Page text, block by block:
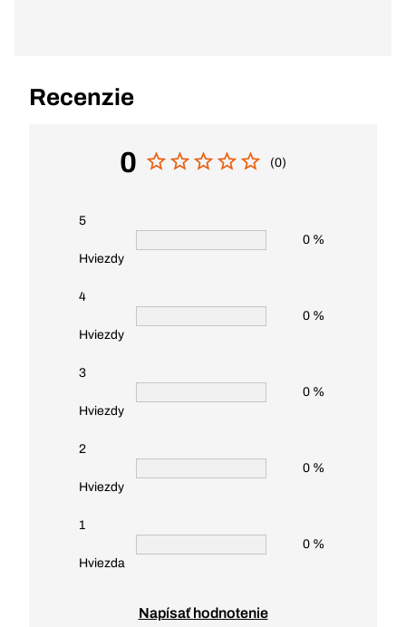
Recenzie
0 (0)
5
Hviezdy
0 %
4
Hviezdy
0 %
3
Hviezdy
0 %
2
Hviezdy
0 %
1
Hviezda
0 %
Napísať hodnotenie